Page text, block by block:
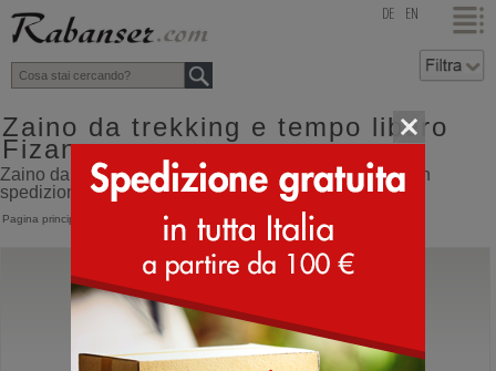
top DE EN
Zaino da trekking e tempo libero
Fizan
Zaino da trekking e tempo libero Fizan online shop con
spedizione direttamente dall'Italia
Pagina principale >Zaini > Fizan
Fizan
Zaino